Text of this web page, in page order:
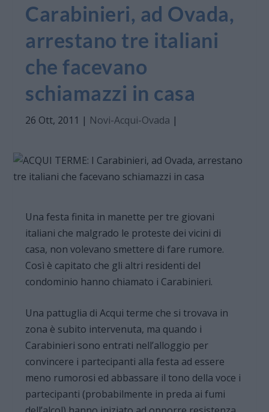
Carabinieri, ad Ovada,
arrestano tre italiani
che facevano
schiamazzi in casa
26 Ott, 2011 | Novi-Acqui-Ovada |
Una festa finita in manette per tre giovani
italiani che malgrado le proteste dei vicini di
casa, non volevano smettere di fare rumore.
Così è capitato che gli altri residenti del
condominio hanno chiamato i Carabinieri.
Una pattuglia di Acqui terme che si trovava in
zona è subito intervenuta, ma quando i
Carabinieri sono entrati nell’alloggio per
convincere i partecipanti alla festa ad essere
meno rumorosi ed abbassare il tono della voce i
partecipanti (probabilmente in preda ai fumi